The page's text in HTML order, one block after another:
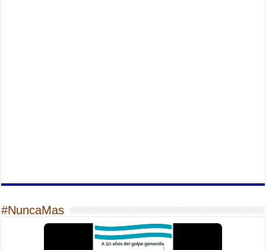
#NuncaMas